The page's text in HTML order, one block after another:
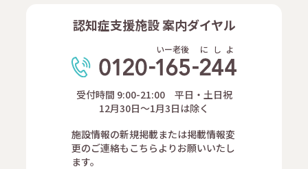
認知症支援施設 案内ダイヤル
いー老後 に し よ
受付時間 9:00-21:00 平日・土日祝
12月30日～1月3日は除く
施設情報の新規掲載または掲載情報変
更のご連絡もこちらよりお願いいたし
ます。